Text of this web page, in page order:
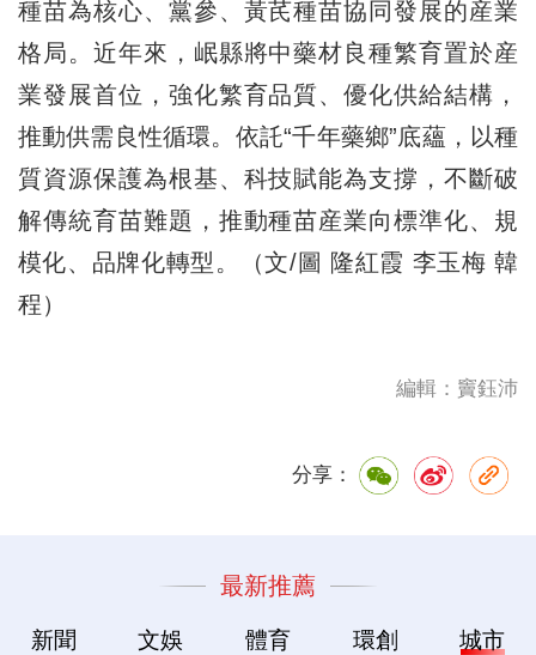
種苗為核心、黨參、黃芪種苗協同發展的産業
格局。近年來，岷縣將中藥材良種繁育置於産
業發展首位，強化繁育品質、優化供給結構，
推動供需良性循環。依託“千年藥鄉”底蘊，以種
質資源保護為根基、科技賦能為支撐，不斷破
解傳統育苗難題，推動種苗産業向標準化、規
模化、品牌化轉型。（文/圖 隆紅霞 李玉梅 韓
程）
編輯：竇鈺沛
分享：
最新推薦
新聞 文娛 體育 環創 城市